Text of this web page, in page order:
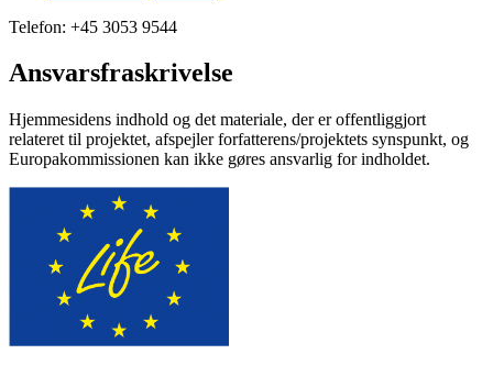
Telefon: +45 3053 9544
Ansvarsfraskrivelse
Hjemmesidens indhold og det materiale, der er offentliggjort
relateret til projektet, afspejler forfatterens/projektets synspunkt, og
Europakommissionen kan ikke gøres ansvarlig for indholdet.